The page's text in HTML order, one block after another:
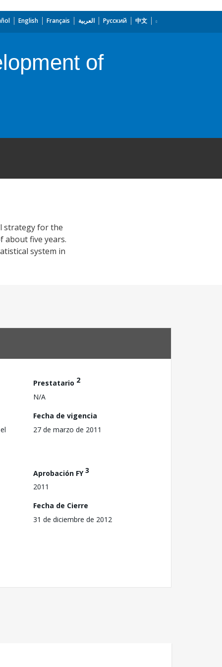
English Français العربية Русский 中文
of
strategy for the
about five years.
system in
Prestatario 2
N/A
Fecha de vigencia
27 de marzo de 2011
Aprobación FY3
2011
Fecha de Cierre
31 de diciembre de 2012